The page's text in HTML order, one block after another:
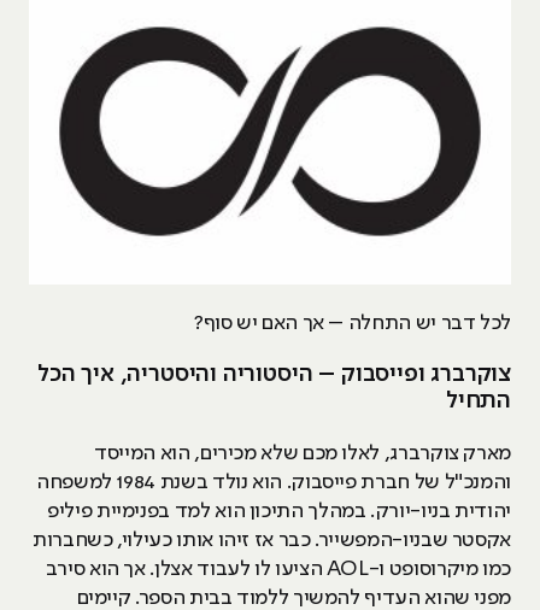
לכל דבר יש התחלה – אך האם יש סוף?
צוקרברג ופייסבוק – היסטוריה והיסטריה, איך הכל
התחיל
מארק צוקרברג, לאלו מכם שלא מכירים, הוא המייסד
והמנכ"ל של חברת פייסבוק. הוא נולד בשנת 1984 למשפחה
יהודית בניו-יורק. במהלך התיכון הוא למד בפנימיית פיליפ
אקסטר שבניו-המפשייר. כבר אז זיהו אותו כעילוי, כשחברות
כמו מיקרוסופט ו-AOL הציעו לו לעבוד אצלן. אך הוא סירב
מפני שהוא העדיף להמשיך ללמוד בבית הספר. קיימים